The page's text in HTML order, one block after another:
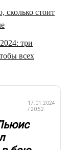
сколько стоит
три
всех
17.01.2024
/ 20:52